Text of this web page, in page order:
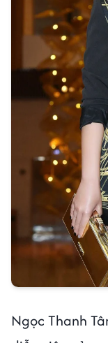
Ngọc Thanh